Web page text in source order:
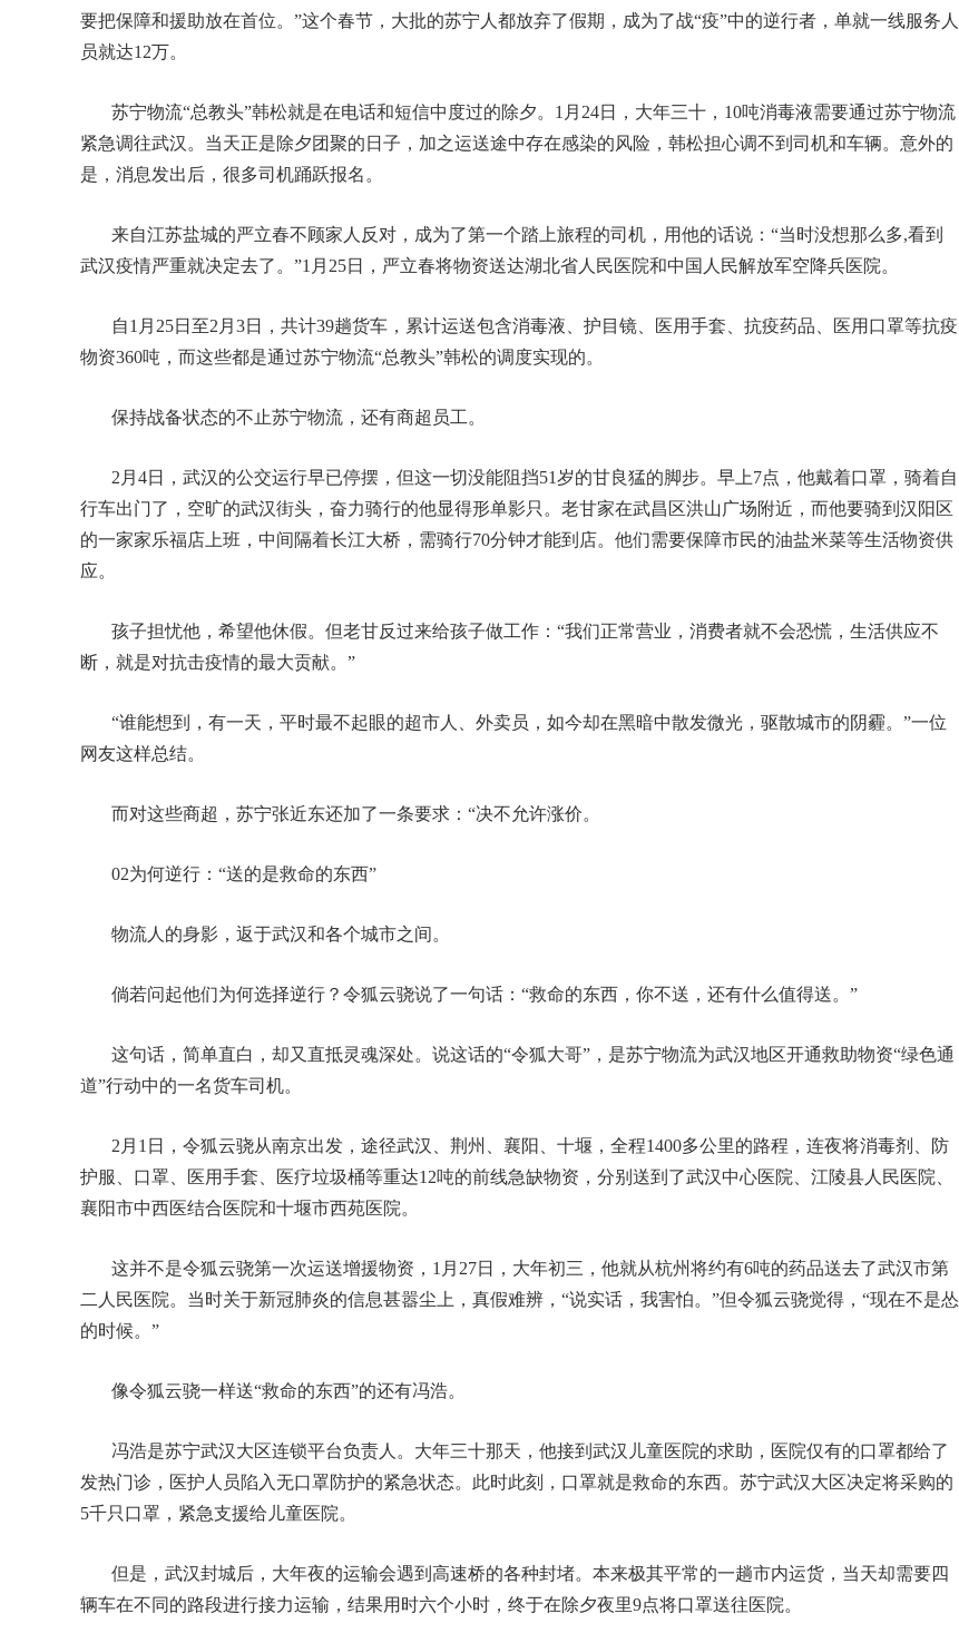
要把保障和援助放在首位。”这个春节，大批的苏宁人都放弃了假期，成为了战“疫”中的逆行者，单就一线服务人
员就达12万。
苏宁物流“总教头”韩松就是在电话和短信中度过的除夕。1月24日，大年三十，10吨消毒液需要通过苏宁物流
紧急调往武汉。当天正是除夕团聚的日子，加之运送途中存在感染的风险，韩松担心调不到司机和车辆。意外的
是，消息发出后，很多司机踊跃报名。
来自江苏盐城的严立春不顾家人反对，成为了第一个踏上旅程的司机，用他的话说：“当时没想那么多,看到
武汉疫情严重就决定去了。”1月25日，严立春将物资送达湖北省人民医院和中国人民解放军空降兵医院。
自1月25日至2月3日，共计39趟货车，累计运送包含消毒液、护目镜、医用手套、抗疫药品、医用口罩等抗疫
物资360吨，而这些都是通过苏宁物流“总教头”韩松的调度实现的。
保持战备状态的不止苏宁物流，还有商超员工。
2月4日，武汉的公交运行早已停摆，但这一切没能阻挡51岁的甘良猛的脚步。早上7点，他戴着口罩，骑着自
行车出门了，空旷的武汉街头，奋力骑行的他显得形单影只。老甘家在武昌区洪山广场附近，而他要骑到汉阳区
的一家家乐福店上班，中间隔着长江大桥，需骑行70分钟才能到店。他们需要保障市民的油盐米菜等生活物资供
应。
孩子担忧他，希望他休假。但老甘反过来给孩子做工作：“我们正常营业，消费者就不会恐慌，生活供应不
断，就是对抗击疫情的最大贡献。”
“谁能想到，有一天，平时最不起眼的超市人、外卖员，如今却在黑暗中散发微光，驱散城市的阴霾。”一位
网友这样总结。
而对这些商超，苏宁张近东还加了一条要求：“决不允许涨价。
02为何逆行：“送的是救命的东西”
物流人的身影，返于武汉和各个城市之间。
倘若问起他们为何选择逆行？令狐云骁说了一句话：“救命的东西，你不送，还有什么值得送。”
这句话，简单直白，却又直抵灵魂深处。说这话的“令狐大哥”，是苏宁物流为武汉地区开通救助物资“绿色通
道”行动中的一名货车司机。
2月1日，令狐云骁从南京出发，途径武汉、荆州、襄阳、十堰，全程1400多公里的路程，连夜将消毒剂、防
护服、口罩、医用手套、医疗垃圾桶等重达12吨的前线急缺物资，分别送到了武汉中心医院、江陵县人民医院、
襄阳市中西医结合医院和十堰市西苑医院。
这并不是令狐云骁第一次运送增援物资，1月27日，大年初三，他就从杭州将约有6吨的药品送去了武汉市第
二人民医院。当时关于新冠肺炎的信息甚嚣尘上，真假难辨，“说实话，我害怕。”但令狐云骁觉得，“现在不是怂
的时候。”
像令狐云骁一样送“救命的东西”的还有冯浩。
冯浩是苏宁武汉大区连锁平台负责人。大年三十那天，他接到武汉儿童医院的求助，医院仅有的口罩都给了
发热门诊，医护人员陷入无口罩防护的紧急状态。此时此刻，口罩就是救命的东西。苏宁武汉大区决定将采购的
5千只口罩，紧急支援给儿童医院。
但是，武汉封城后，大年夜的运输会遇到高速桥的各种封堵。本来极其平常的一趟市内运货，当天却需要四
辆车在不同的路段进行接力运输，结果用时六个小时，终于在除夕夜里9点将口罩送往医院。